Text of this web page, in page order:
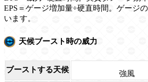
EPS＝ゲージ増加量÷硬直時間。ゲージ
います。
天候ブースト時の威力
ブーストする天候
強風